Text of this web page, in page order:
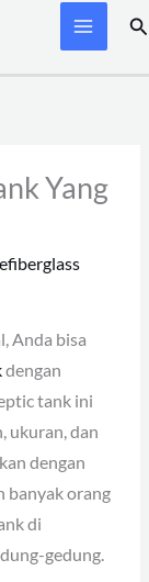
Yang
Anda bisa
dengan
tank ini
ukuran, dan
dengan
banyak orang
di
gedung.